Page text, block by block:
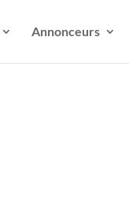
Annonceurs